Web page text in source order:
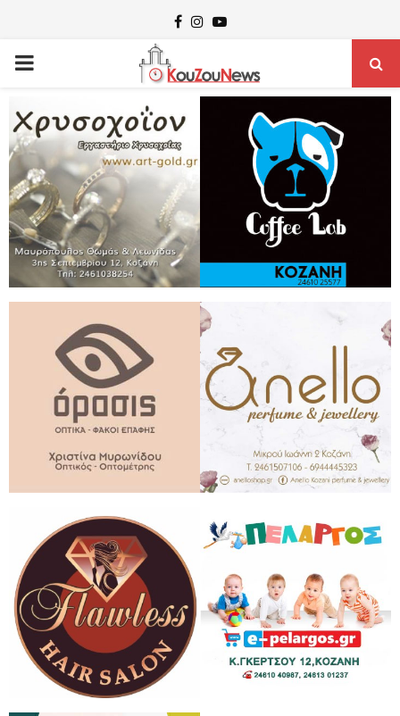
Facebook
Instagram
Youtube
PRIMARY
MENU